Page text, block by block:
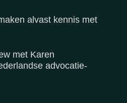
alvast kennis met
met Karen
advocatie-